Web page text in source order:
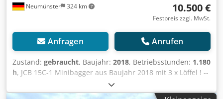
Neumünster 324 km 10.500 €
Festpreis zzgl. MwSt.
Anfragen Anrufen
Zustand: gebraucht, Baujahr: 2018, Betriebsstunden: 1.180
h, JCB 15C-1 Minibagger aus Baujahr 2018 mit 3 x Löffel ! --
--* Hersteller: JCB * Typ: 15C-1 * Baujahr: 2018 *
Abgelesene Betriebsstunden: ca. 1.180 (Betriebsstunden